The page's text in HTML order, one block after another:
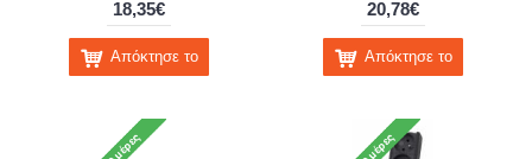
18,35€
Απόκτησε το
20,78€
Απόκτησε το